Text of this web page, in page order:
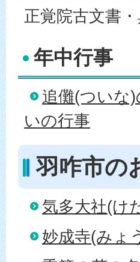
正覚院古文書
年中行事
追儺(ついな
いの行事
羽咋市の
気多大社(け
妙成寺(みょ